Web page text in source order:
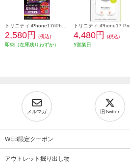
2,580円
(税込)
即納（在庫残りわずか）
4,480円
(税込)
5営業日
メルマガ 旧Twitter
WEB限定クーポン
アウトレット掘り出し物